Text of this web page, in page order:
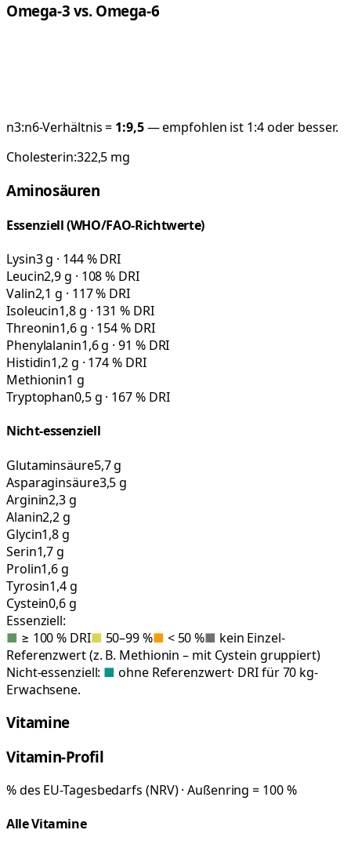
Omega-3 vs. Omega-6
n3:n6-Verhältnis = 1:9,5— empfohlen ist 1:4 oder besser.
Cholesterin:322,5 mg
Aminosäuren
Essenziell (WHO/FAO-Richtwerte)
Lysin3 g · 144 % DRI
Leucin2,9 g · 108 % DRI
Valin2,1 g · 117 % DRI
Isoleucin1,8 g · 131 % DRI
Threonin1,6 g · 154 % DRI
Phenylalanin1,6 g · 91 % DRI
Histidin1,2 g · 174 % DRI
Methionin1 g
Tryptophan0,5 g · 167 % DRI
Nicht-essenziell
Glutaminsäure5,7 g
Asparaginsäure3,5 g
Arginin2,3 g
Alanin2,2 g
Glycin1,8 g
Serin1,7 g
Prolin1,6 g
Tyrosin1,4 g
Cystein0,6 g
Essenziell:
■ ≥ 100 % DRI■ 50–99 %■ < 50 %■ kein Einzel-
Referenzwert (z. B. Methionin – mit Cystein gruppiert)
Nicht-essenziell: ■ ohne Referenzwert· DRI für 70 kg-
Erwachsene.
Vitamine
Vitamin-Profil
% des EU-Tagesbedarfs (NRV) · Außenring = 100 %
Alle Vitamine